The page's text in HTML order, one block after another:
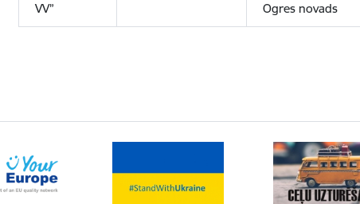
VV”
Ogres novads